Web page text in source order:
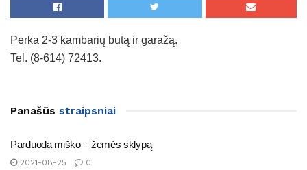
Perka 2-3 kambarių butą ir garažą.
Tel. (8-614) 72413.
Panašūs straipsniai
Parduoda miško – žemės sklypą
2021-08-25 0